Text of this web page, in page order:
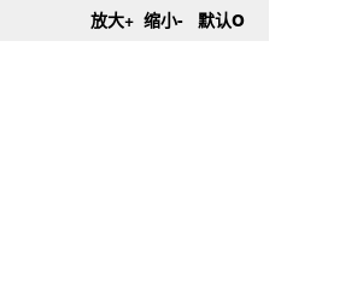
放大+ 缩小- 默认o